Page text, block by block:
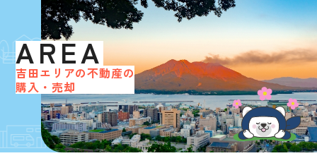
AREA
吉田エリアの不動産の
購入・売却